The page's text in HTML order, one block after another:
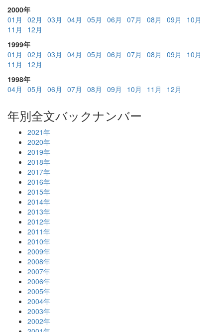
2000年
01月
02月 03月 04月 05月 06月 07月 08月 09月
10月
11月
12月
1999年
01月
02月 03月 04月 05月 06月 07月 08月 09月
10月
11月
12月
1998年
04月
05月 06月 07月 08月 09月 10月 11月 12月
年別全文バックナンバー
2021年
2020年
2019年
2018年
2017年
2016年
2015年
2014年
2013年
2012年
2011年
2010年
2009年
2008年
2007年
2006年
2005年
2004年
2003年
2002年